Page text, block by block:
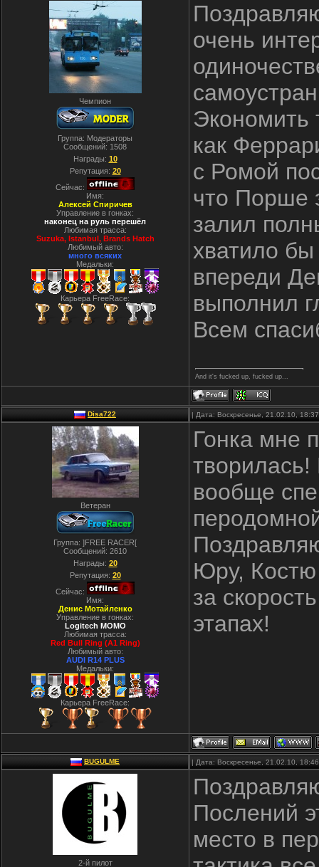
Чемпион
Группа: Модераторы
Сообщений: 1508
Награды: 10
Репутация: 20
Сейчас:
Имя:
Алексей Спиричев
Управление в гонках:
наконец на руль перешёл
Любимая трасса:
Suzuka, Istanbul, Вrands Hatch
Любимый авто:
много всяких
Медальки:
Карьера FreeRace:
очень
Экономить
как
с Ромой
что Порше
залил
хватило бы
впереди
выполнил
Всем
And it's fucked up, fucked up...
Disa722 | Дата: Воскресенье, 21.02.10,
Ветеран
Группа: ]FREE RACER[
Сообщений: 2610
Награды: 20
Репутация: 20
Сейчас:
Имя:
Денис Мотайленко
Управление в гонках:
Logitech MOMO
Любимая трасса:
Red Bull Ring (A1 Ring)
Любимый авто:
AUDI R14 PLUS
Медальки:
Карьера FreeRace:
Гонка мне
вообще
Юру, Костю
за
этапах!
BUGULME | Дата: Воскресенье, 21.02.10,
2-й пилот
Послений
место в